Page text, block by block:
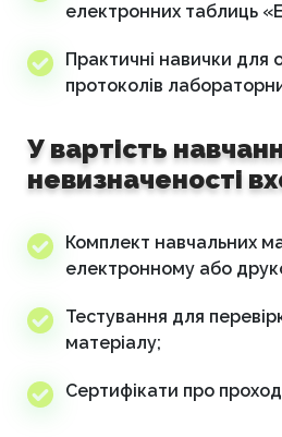
електронних таблиць
Практичні навички для
протоколів
У вартість
невизначеності
Комплект навчальних
електронному або
Тестування для
матеріалу;
Сертифікати про